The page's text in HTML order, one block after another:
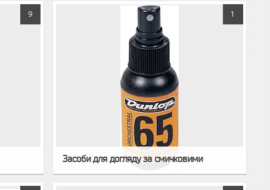
9 1
Засоби для догляду за смичковими